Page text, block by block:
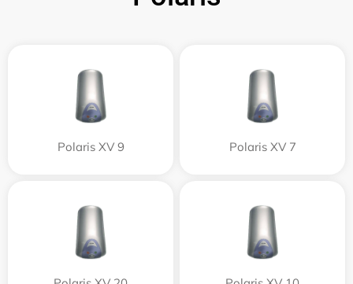
Polaris XV 9 Polaris XV 7